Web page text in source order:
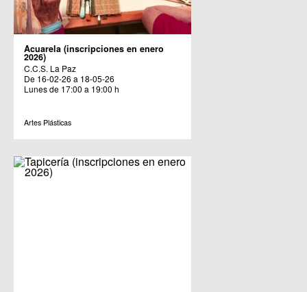
Acuarela (inscripciones en enero
2026)
C.C.S. La Paz
De 16-02-26 a 18-05-26
Lunes de 17:00 a 19:00 h
Artes Plásticas